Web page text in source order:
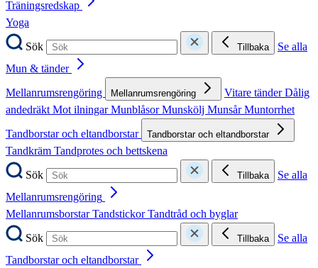
Träningsredskap
Yoga
Sök
Tillbaka
Se alla
Mun & tänder
Mellanrumsrengöring
Mellanrumsrengöring Vitare tänderDålig
andedräktMot ilningarMunblåsorMunskölj MunsårMuntorrhet
Tandborstar och eltandborstar
Tandborstar och eltandborstar
Tandkräm Tandprotes och bettskena
Sök
Tillbaka
Se alla
Mellanrumsrengöring
MellanrumsborstarTandstickorTandtråd och byglar
Sök
Tillbaka
Se alla
Tandborstar och eltandborstar